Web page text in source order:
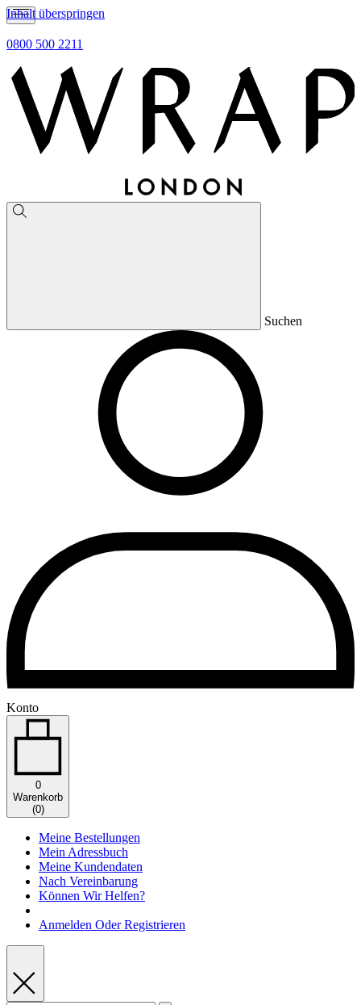
Inhalt überspringen
0800 500 2211
Suchen
Konto
0
Warenkorb
(0)
Meine Bestellungen
Mein Adressbuch
Meine Kundendaten
Nach Vereinbarung
Können Wir Helfen?
Anmelden Oder Registrieren